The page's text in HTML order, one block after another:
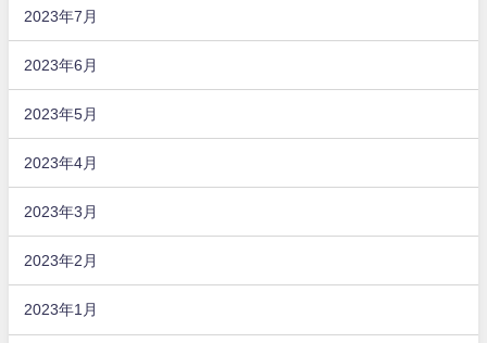
2023年7月
2023年6月
2023年5月
2023年4月
2023年3月
2023年2月
2023年1月